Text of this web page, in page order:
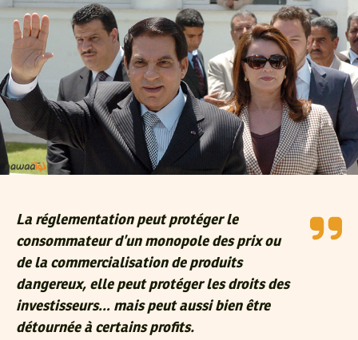
La réglementation peut protéger le
consommateur d’un monopole des prix ou
de la commercialisation de produits
dangereux, elle peut protéger les droits des
investisseurs… mais peut aussi bien être
détournée à certains profits.